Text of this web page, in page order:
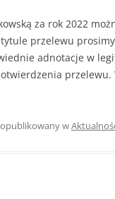
za rok 2022
tytule przelewu
adnotacje w
przelewu.
opublikowany w